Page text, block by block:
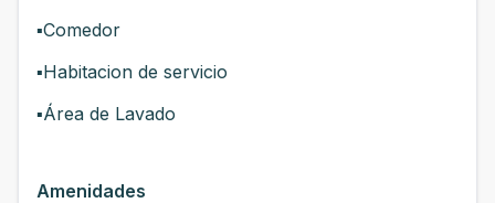
▪️Comedor
▪️Habitacion de servicio
▪️Área de Lavado
Amenidades